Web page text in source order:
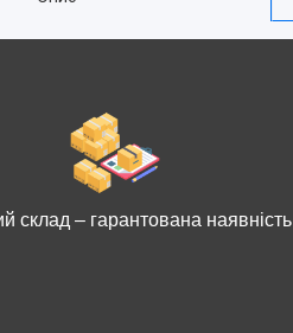
склад – гарантована наявність